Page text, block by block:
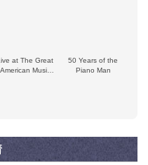
at The Great
American Music
50 Years of the
Piano Man